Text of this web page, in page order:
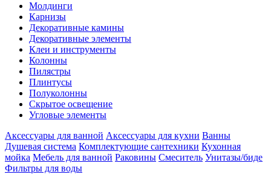
Молдинги
Карнизы
Декоративные камины
Декоративные элементы
Клеи и инструменты
Колонны
Пилястры
Плинтусы
Полуколонны
Скрытое освещение
Угловые элементы
Аксессуары для ванной Аксессуары для кухни Ванны
Душевая система Комплектующие сантехники Кухонная
мойка Мебель для ванной Раковины Смеситель Унитазы/биде
Фильтры для воды